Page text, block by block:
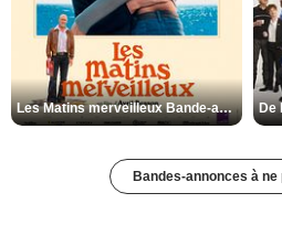
Les Matins merveilleux Bande-annonce VF
Bandes-annonces à